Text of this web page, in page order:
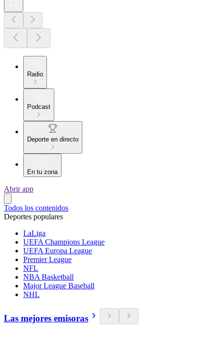
Radio
Podcast
Deporte en directo
En tu zona
Abrir app
Todos los contenidos
Deportes populares
LaLiga
UEFA Champions League
UEFA Europa League
Premier League
NFL
NBA Basketball
Major League Baseball
NHL
Las mejores emisoras